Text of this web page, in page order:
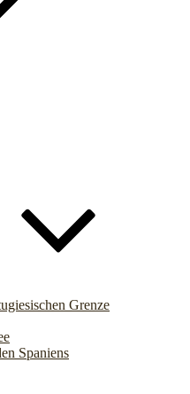
Grenze
Spaniens